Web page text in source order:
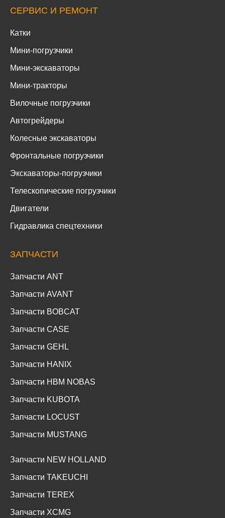
СЕРВИС И РЕМОНТ
Катки
Мини-погрузчики
Мини-экскаваторы
Мини-тракторы
Вилочные погрузчики
Автогрейдеры
Колесные экскаваторы
Фронтальные погрузчики
Экскаваторы-погрузчики
Телескопические погрузчики
Двигатели
Гидравлика спецтехники
ЗАПЧАСТИ
Запчасти ANT
Запчасти AVANT
Запчасти BOBCAT
Запчасти CASE
Запчасти GEHL
Запчасти HANIX
Запчасти HBM NOBAS
Запчасти KUBOTA
Запчасти LOCUST
Запчасти MUSTANG
Запчасти NEW HOLLAND
Запчасти TAKEUCHI
Запчасти TEREX
Запчасти XCMG